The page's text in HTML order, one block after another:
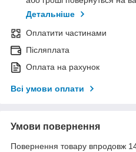
Детальніше
Оплатити частинами
Післяплата
Оплата на рахунок
Всі умови оплати
Умови повернення
Повернення товару впродовж